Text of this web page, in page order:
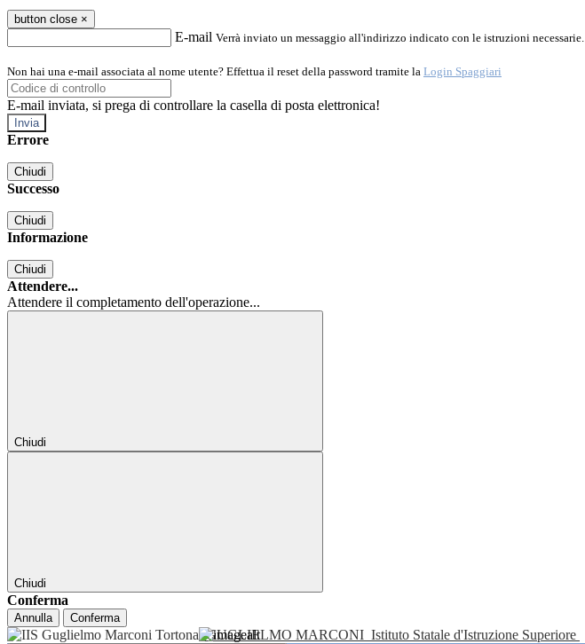
button close ×
E-mail Verrà inviato un messaggio all'indirizzo indicato con le istruzioni necessarie.
Non hai una e-mail associata al nome utente? Effettua il reset della password tramite la Login Spaggiari
E-mail inviata, si prega di controllare la casella di posta elettronica!
Errore
Chiudi
Successo
Chiudi
Informazione
Chiudi
Attendere...
Attendere il completamento dell'operazione...
Chiudi
Chiudi
Conferma
Annulla Conferma
GUGLIELMO MARCONI Istituto Statale d'Istruzione Superiore